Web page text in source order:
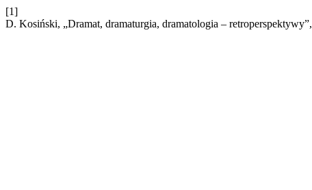
[1]
D. Kosiński, „Dramat, dramaturgia, dramatologia – retroperspektywy”,